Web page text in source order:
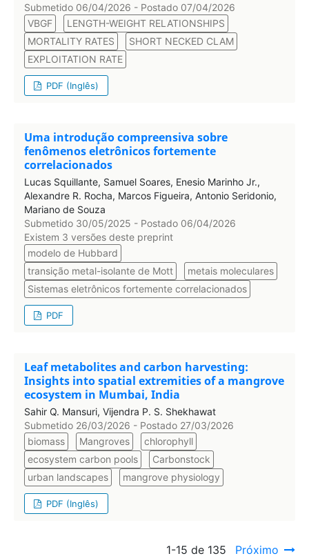
Submetido 06/04/2026 - Postado 07/04/2026
VBGF
LENGTH-WEIGHT RELATIONSHIPS
MORTALITY RATES
SHORT NECKED CLAM
EXPLOITATION RATE
PDF (Inglês)
Uma introdução compreensiva sobre
fenômenos eletrônicos fortemente
correlacionados
Lucas Squillante, Samuel Soares, Enesio Marinho Jr.,
Alexandre R. Rocha, Marcos Figueira, Antonio Seridonio,
Mariano de Souza
Submetido 30/05/2025 - Postado 06/04/2026
Existem 3 versões deste preprint
modelo de Hubbard
transição metal-isolante de Mott
metais moleculares
Sistemas eletrônicos fortemente correlacionados
PDF
Leaf metabolites and carbon harvesting:
Insights into spatial extremities of a mangrove
ecosystem in Mumbai, India
Sahir Q. Mansuri, Vijendra P. S. Shekhawat
Submetido 26/03/2026 - Postado 27/03/2026
biomass
Mangroves
chlorophyll
ecosystem carbon pools
Carbonstock
urban landscapes
mangrove physiology
PDF (Inglês)
1-15 de 135 Próximo